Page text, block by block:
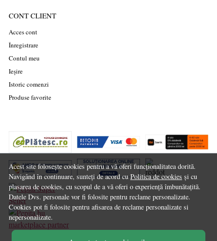
Acest site folosește cookies pentru a vă oferi funcționalitatea dorită.
Navigând în continuare, sunteți de acord cuPolitica de cookies și cu
plasarea de cookies, cu scopul de a vă oferi o experiență îmbunătațită.
Datele Dvs. personale vor fi folosite pentru reclame personalizate.
Cookies pot fi folosite pentru afisarea de reclame personalizate si
nepersonalizate.
CONT CLIENT
Acces cont
Înregistrare
Contul meu
Ieșire
Istoric comenzi
Produse favorite
marketplace partner